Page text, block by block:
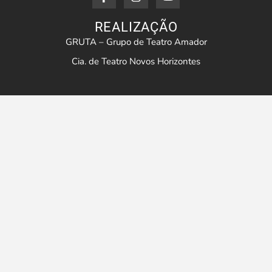
REALIZAÇÃO
GRUTA – Grupo de Teatro Amador
Cia. de Teatro Novos Horizontes